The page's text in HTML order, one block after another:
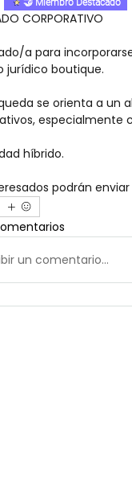
🤝 Miembro Destacado
CORPORATIVO
jurídico boutique.
se orienta a un
especialmente
híbrido.
podrán enviar
un comentario...